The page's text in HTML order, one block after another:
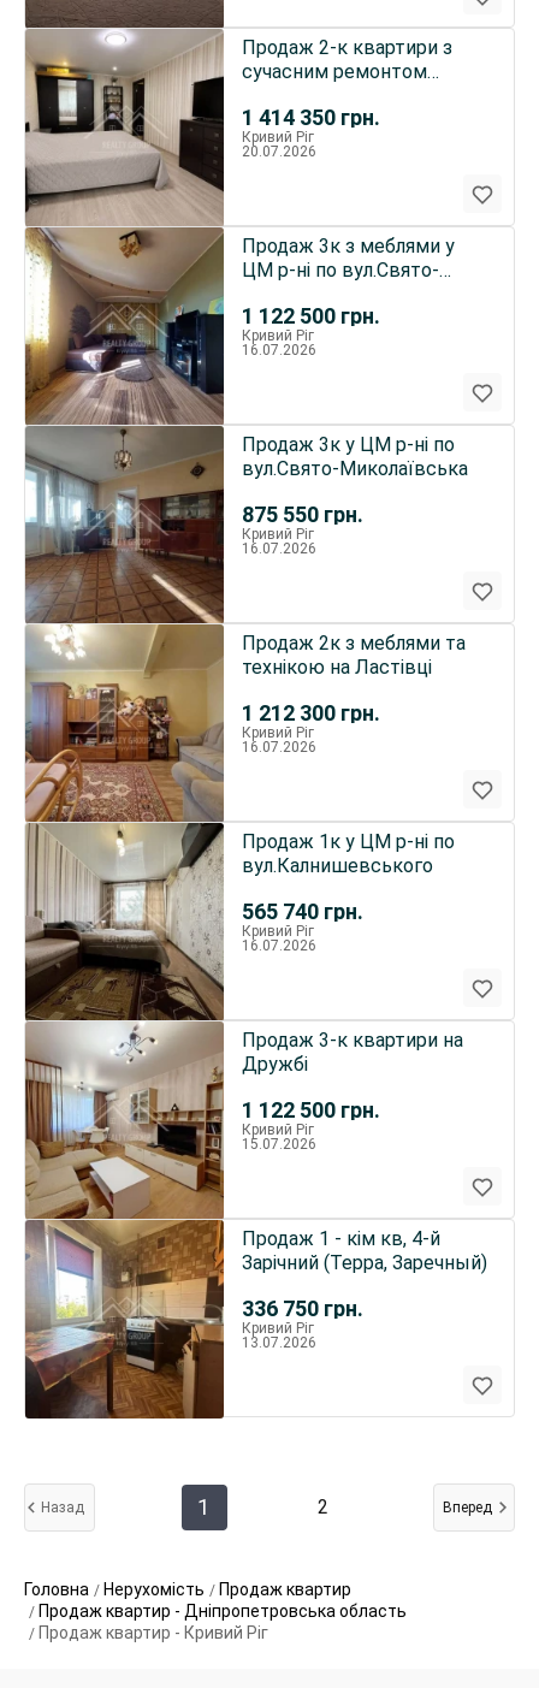
1 414 350 грн.
Продаж 2-к квартири з
сучасним ремонтом
Кривий Ріг
20.07.2026
1 122 500 грн.
Продаж 3к з меблями у
ЦМ р-ні по вул.Свято-
Кривий Ріг
16.07.2026
875 550 грн.
Продаж 3к у ЦМ р-ні по
вул.Свято-Миколаївська
Кривий Ріг
16.07.2026
1 212 300 грн.
Продаж 2к з меблями та
технікою на Ластівці
Кривий Ріг
16.07.2026
565 740 грн.
Продаж 1к у ЦМ р-ні по
вул.Калнишевського
Кривий Ріг
16.07.2026
1 122 500 грн.
Продаж 3-к квартири на
Дружбі
Кривий Ріг
15.07.2026
336 750 грн.
Продаж 1 - кім кв, 4-й
Зарічний (Терра, Заречный)
Кривий Ріг
13.07.2026
Назад 1 2 Вперед
Головна Нерухомість
Продаж квартир
Продаж квартир - Дніпропетровська область
Продаж квартир - Кривий Ріг